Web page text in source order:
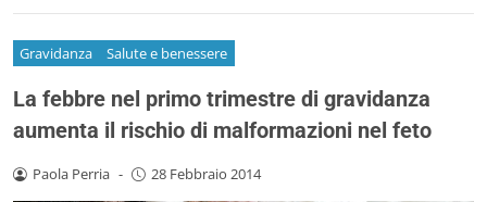
Gravidanza Salute e benessere
La febbre nel primo trimestre di gravidanza
aumenta il rischio di malformazioni nel feto
Paola Perria - 28 Febbraio 2014